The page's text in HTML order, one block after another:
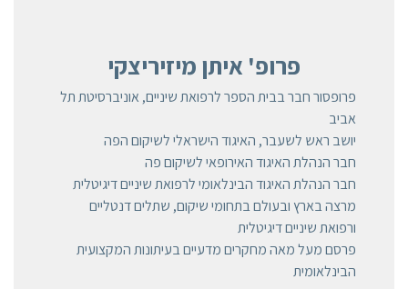
פרופ' איתן מיזיריצקי
פרופסור חבר בבית הספר לרפואת שיניים, אוניברסיטת תל
אביב
יושב ראש לשעבר, האיגוד הישראלי לשיקום הפה
חבר הנהלת האיגוד האירופאי לשיקום פה
חבר הנהלת האיגוד הבינלאומי לרפואת שיניים דיגיטלית
מרצה בארץ ובעולם בתחומי שיקום, שתלים דנטליים
ורפואת שיניים דיגיטלית
פרסם מעל מאה מחקרים מדעיים בעיתונות המקצועית
הבינלאומית